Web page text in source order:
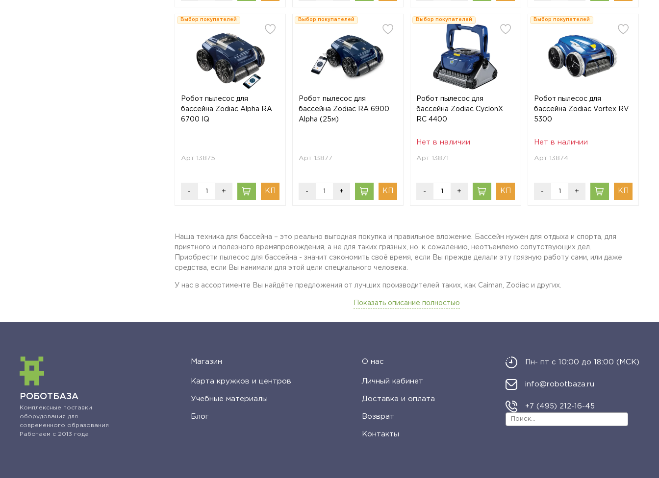
Выбор покупателей
Робот пылесос для
бассейна Zodiac Alpha RA
6700 IQ
Арт 13875
- +
Выбор покупателей
Робот пылесос для
бассейна Zodiac RA 6900
Alpha (25м)
Арт 13877
- +
Выбор покупателей
Робот пылесос для
бассейна Zodiac CyclonX
RC 4400
Нет в наличии
Арт 13871
- +
Выбор покупателей
Робот пылесос для
бассейна Zodiac Vortex RV
5300
Нет в наличии
Арт 13874
- +
Наша техника для бассейна – это реально выгодная покупка и правильное вложение. Бассейн нужен для отдыха и спорта, для
приятного и полезного времяпровождения, а не для таких грязных, но, к сожалению, неотъемлемо сопутствующих дел.
Приобрести пылесос для бассейна - значит сэкономить своё время, если Вы прежде делали эту грязную работу сами, или даже
средства, если Вы нанимали для этой цели специального человека.
У нас в ассортименте Вы найдёте предложения от лучших производителей таких, как Caiman, Zodiac и других.
Показать описание полностью
РОБОТБАЗА
Комплексные поставки
оборудования для
современного образования
Работаем с 2013 года
Магазин
Карта кружков и центров
Учебные материалы
Блог
О нас
Личный кабинет
Доставка и оплата
Возврат
Контакты
Пн- пт с 10:00 до 18:00 (МСК)
info@robotbaza.ru
+7 (495) 212-16-45